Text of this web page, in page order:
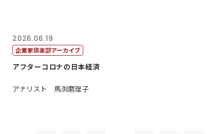
2026.06.19
企業家倶楽部アーカイブ
アフターコロナの日本経済
アナリスト 馬渕磨理子